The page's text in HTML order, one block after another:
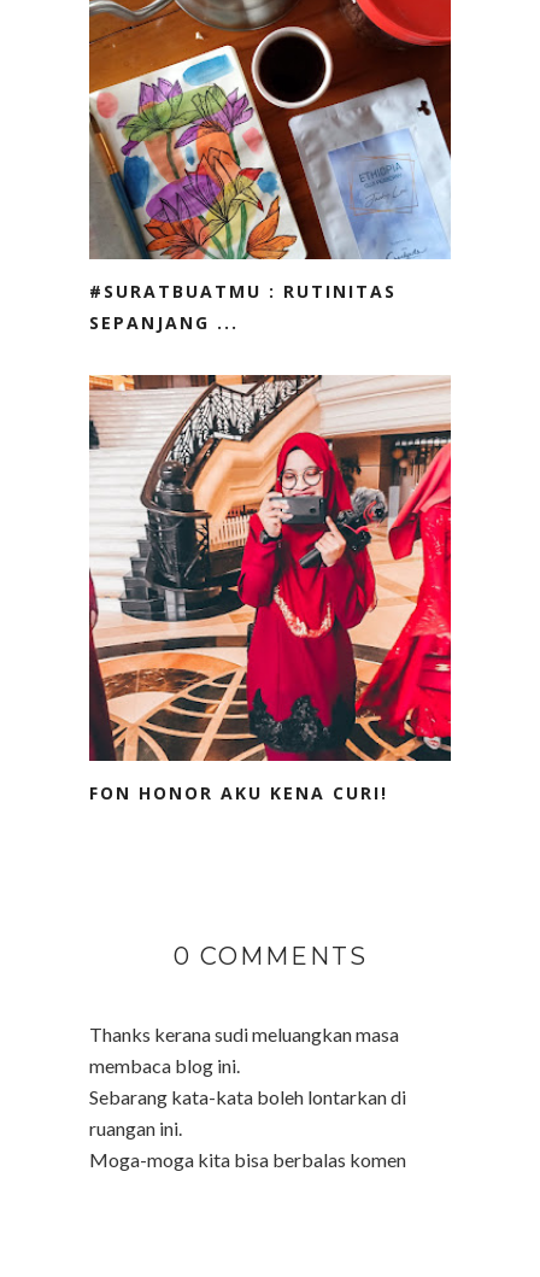
#SURATBUATMU : RUTINITAS
SEPANJANG ...
FON HONOR AKU KENA CURI!
0 COMMENTS
Thanks kerana sudi meluangkan masa
membaca blog ini.
Sebarang kata-kata boleh lontarkan di
ruangan ini.
Moga-moga kita bisa berbalas komen